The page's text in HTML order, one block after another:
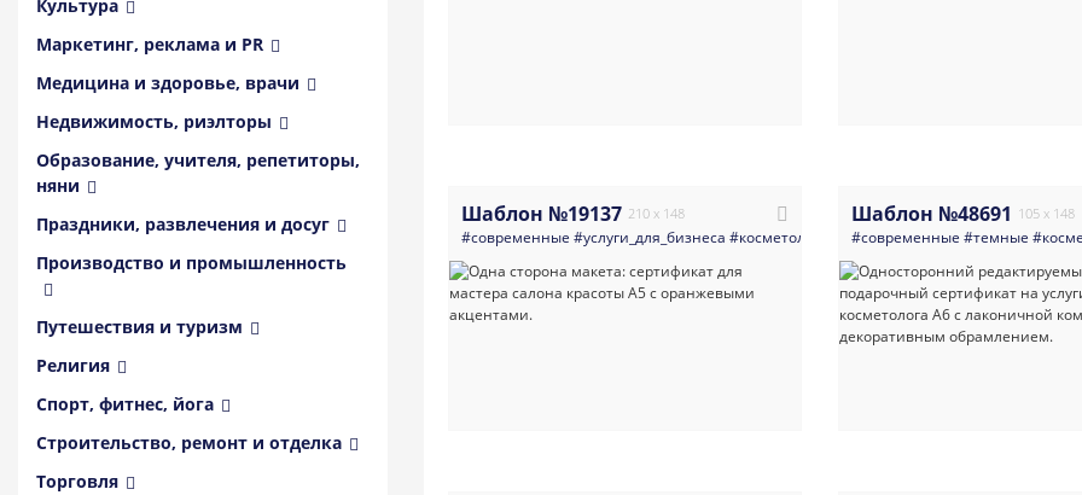
Культура
Маркетинг, реклама и PR
Медицина и здоровье, врачи
Недвижимость, риэлторы
Образование, учителя, репетиторы,
няни
Праздники, развлечения и досуг
Производство и промышленность
Путешествия и туризм
Религия
Спорт, фитнес, йога
Строительство, ремонт и отделка
Торговля
Шаблон №19137 210 x 148
#современные #услуги_для_бизнеса #косметология #маникюр_педикюр#визажисты
Шаблон №48691 105 x 148
#современные #темные